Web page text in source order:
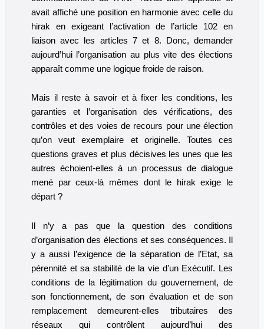
avait affiché une position en harmonie avec celle du
hirak en exigeant l’activation de l’article 102 en
liaison avec les articles 7 et 8. Donc, demander
aujourd’hui l’organisation au plus vite des élections
apparaît comme une logique froide de raison.
Mais il reste à savoir et à fixer les conditions, les
garanties et l’organisation des vérifications, des
contrôles et des voies de recours pour une élection
qu’on veut exemplaire et originelle. Toutes ces
questions graves et plus décisives les unes que les
autres échoient-elles à un processus de dialogue
mené par ceux-là mêmes dont le hirak exige le
départ ?
Il n’y a pas que la question des conditions
d’organisation des élections et ses conséquences. Il
y a aussi l’exigence de la séparation de l’Etat, sa
pérennité et sa stabilité de la vie d’un Exécutif. Les
conditions de la légitimation du gouvernement, de
son fonctionnement, de son évaluation et de son
remplacement demeurent-elles tributaires des
réseaux qui contrôlent aujourd’hui des